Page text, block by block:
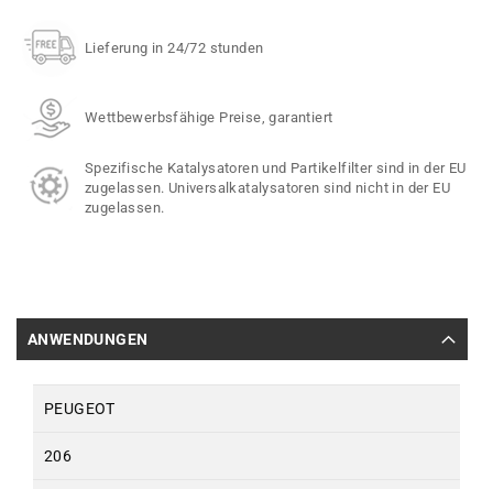
Lieferung in 24/72 stunden
Wettbewerbsfähige Preise, garantiert
Spezifische Katalysatoren und Partikelfilter sind in der EU
zugelassen. Universalkatalysatoren sind nicht in der EU
zugelassen.
ANWENDUNGEN
PEUGEOT
206